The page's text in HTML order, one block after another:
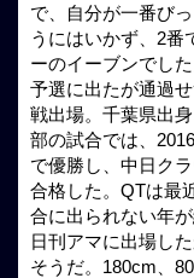
で、自分が一番び
うにはいかず、2番
ーのイーブンでし
予選に出たが通過
戦出場。千葉県出
部の試合では、
で優勝し、中日ク
合格した。QTは最
合に出られない年
日刊アマに出場し
そうだ。180cm、